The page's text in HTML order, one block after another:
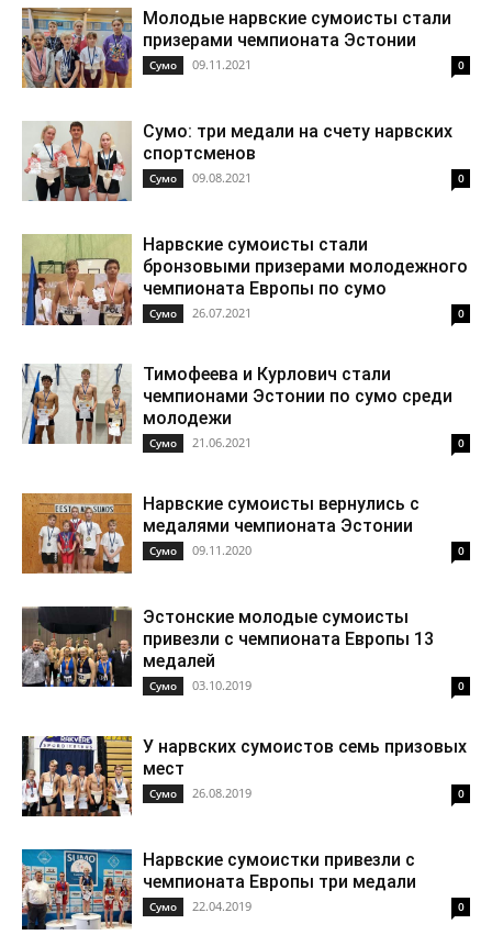
Молодые нарвские сумоисты стали
призерами чемпионата Эстонии
Cумо 09.11.2021 0
Cумо: три медали на счету нарвских
спортсменов
Cумо 09.08.2021 0
Нарвские сумоисты стали
бронзовыми призерами молодежного
чемпионата Европы по сумо
Cумо 26.07.2021 0
Тимофеева и Курлович стали
чемпионами Эстонии по сумо среди
молодежи
Cумо 21.06.2021 0
Нарвские сумоисты вернулись с
медалями чемпионата Эстонии
Cумо 09.11.2020 0
Эстонские молодые сумоисты
привезли с чемпионата Европы 13
медалей
Cумо 03.10.2019 0
У нарвских сумоистов семь призовых
мест
Cумо 26.08.2019 0
Нарвские сумоистки привезли с
чемпионата Европы три медали
Cумо 22.04.2019 0